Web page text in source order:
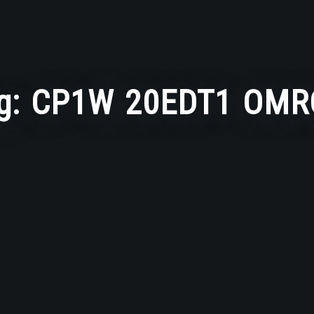
CP1W 20EDT1